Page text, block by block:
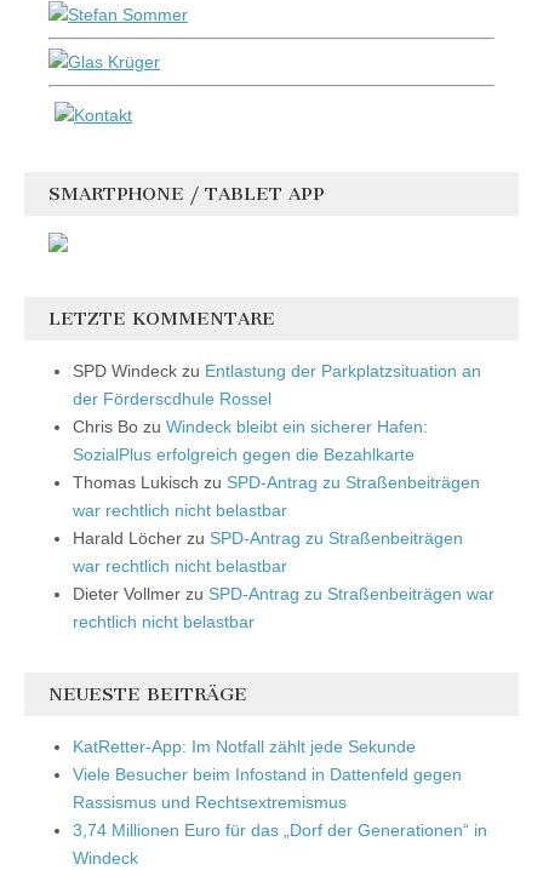
SMARTPHONE / TABLET APP
LETZTE KOMMENTARE
SPD Windeck zu Entlastung der Parkplatzsituation an
der Förderscdhule Rossel
Chris Bo zu Windeck bleibt ein sicherer Hafen:
SozialPlus erfolgreich gegen die Bezahlkarte
Thomas Lukisch zu SPD-Antrag zu Straßenbeiträgen
war rechtlich nicht belastbar
Harald Löcher zu SPD-Antrag zu Straßenbeiträgen
war rechtlich nicht belastbar
Dieter Vollmer zu SPD-Antrag zu Straßenbeiträgen war
rechtlich nicht belastbar
NEUESTE BEITRÄGE
KatRetter-App: Im Notfall zählt jede Sekunde
Viele Besucher beim Infostand in Dattenfeld gegen
Rassismus und Rechtsextremismus
3,74 Millionen Euro für das „Dorf der Generationen“ in
Windeck